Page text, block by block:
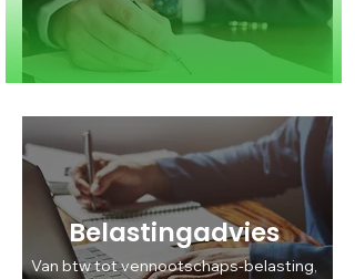
Belastingadvies
Van btw tot vennootschaps-belasting,